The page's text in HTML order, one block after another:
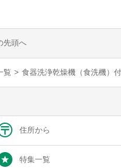
先頭へ
覧 > 食器洗浄乾燥機（食洗機）
住所から
特集一覧